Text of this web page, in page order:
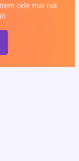
cele mai noi